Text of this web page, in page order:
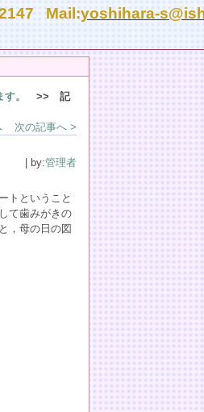
Mail:yoshihara-
。
>> 記
次の記事へ >
| by:管理者
トということ
て歯みがきの
，母の日の図